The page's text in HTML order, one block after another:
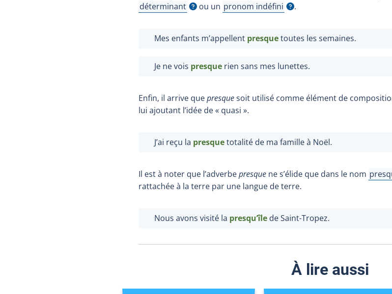
déterminant
Afficher l'infobulleou un pronom indéfini
Afficher l'infobulle.
Mes enfants m’appellent presquetoutes les semaines.
Je ne vois presque rien sans mes lunettes.
Enfin, il arrive quepresquesoit utilisé comme élément de
lui ajoutant l’idée de « quasi ».
J’ai reçu la presquetotalité de ma famille à Noël.
Il est à noter que l’adverbepresque ne s’élide que dans le nom
rattachée à la terre par une langue de terre.
Nous avons visité la presqu’île de Saint-Tropez.
À lire aussi